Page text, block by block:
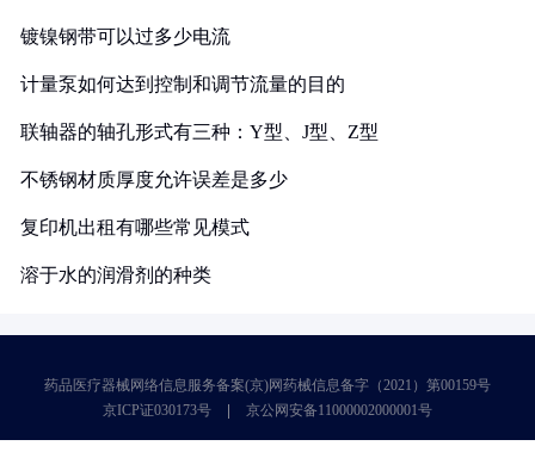
镀镍钢带可以过多少电流
计量泵如何达到控制和调节流量的目的
联轴器的轴孔形式有三种：Y型、J型、Z型
不锈钢材质厚度允许误差是多少
复印机出租有哪些常见模式
溶于水的润滑剂的种类
药品医疗器械网络信息服务备案(京)网药械信息备字（2021）第00159号
京ICP证030173号
京公网安备11000002000001号